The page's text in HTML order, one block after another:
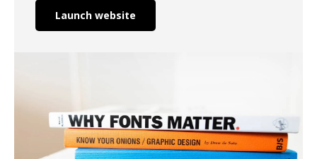
Launch website